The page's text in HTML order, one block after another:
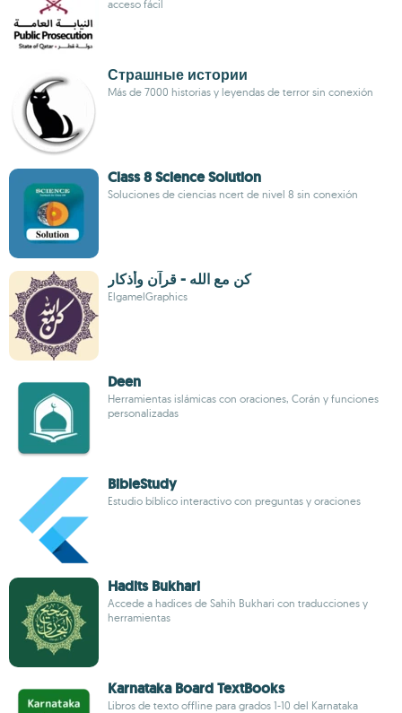
acceso fácil
Страшные истории
Más de 7000 historias y leyendas de terror sin conexión
Class 8 Science Solution
Soluciones de ciencias ncert de nivel 8 sin conexión
كن مع الله - قرآن وأذكار
ElgamelGraphics
Deen
Herramientas islámicas con oraciones, Corán y funciones
personalizadas
BibleStudy
Estudio bíblico interactivo con preguntas y oraciones
Hadits Bukhari
Accede a hadices de Sahih Bukhari con traducciones y
herramientas
Karnataka Board TextBooks
Libros de texto offline para grados 1-10 del Karnataka